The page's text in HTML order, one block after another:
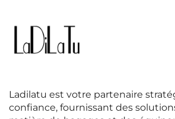
Ladilatu est votre partenaire
confiance, fournissant des